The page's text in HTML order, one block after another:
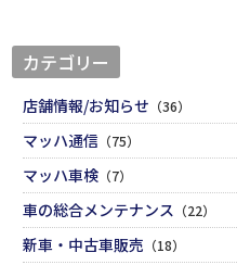
カテゴリー
店舗情報/お知らせ （36）
マッハ通信 （75）
マッハ車検 （7）
車の総合メンテナンス （22）
新車・中古車販売 （18）